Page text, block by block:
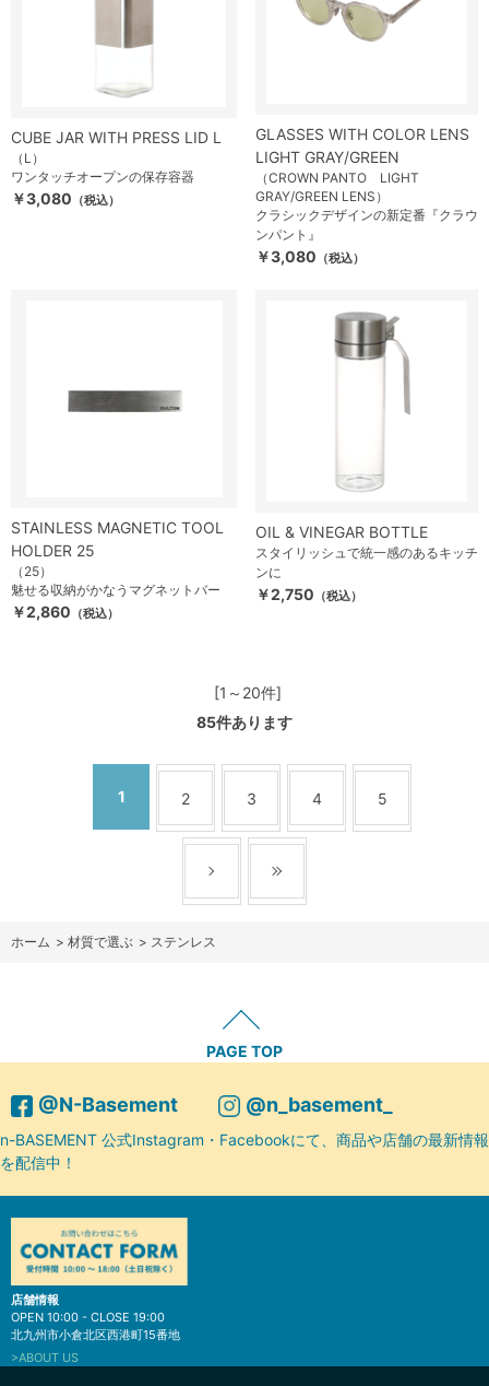
CUBE JAR WITH PRESS LID L
（L）
ワンタッチオープンの保存容器
￥3,080 （税込）
GLASSES WITH COLOR LENS
LIGHT GRAY/GREEN
（CROWN PANTO LIGHT
GRAY/GREEN LENS）
クラシックデザインの新定番『クラウ
ンパント』
￥3,080 （税込）
STAINLESS MAGNETIC TOOL
HOLDER 25
（25）
魅せる収納がかなうマグネットバー
￥2,860 （税込）
OIL & VINEGAR BOTTLE
スタイリッシュで統一感のあるキッチ
ンに
￥2,750 （税込）
[1～20件]
85件あります
1 2 3 4 5
ホーム > 材質で選ぶ > ステンレス
PAGE TOP
@N-Basement @n_basement_
n-BASEMENT 公式Instagram・Facebookにて、商品や店舗の最新情報
を配信中！
店舗情報
OPEN 10:00 - CLOSE 19:00
北九州市小倉北区西港町15番地
>ABOUT US